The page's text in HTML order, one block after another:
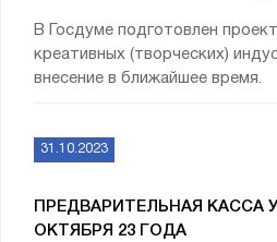
В Госдуме подготовлен
креативных (творческих)
внесение в ближайшее время.
31.10.2023
ПРЕДВАРИТЕЛЬНАЯ КАССА
ОКТЯБРЯ 23 ГОДА